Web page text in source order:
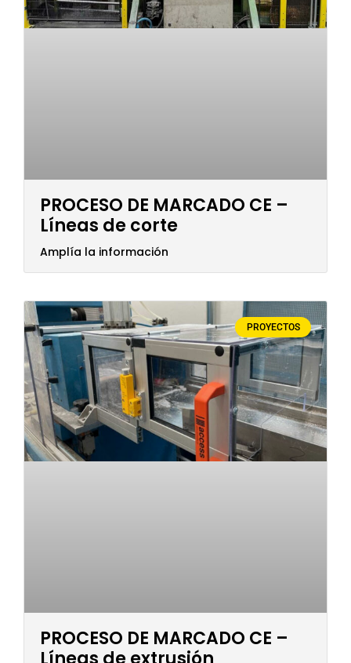
PROCESO DE MARCADO CE –
Líneas de corte
Amplía la información
PROYECTOS
PROCESO DE MARCADO CE –